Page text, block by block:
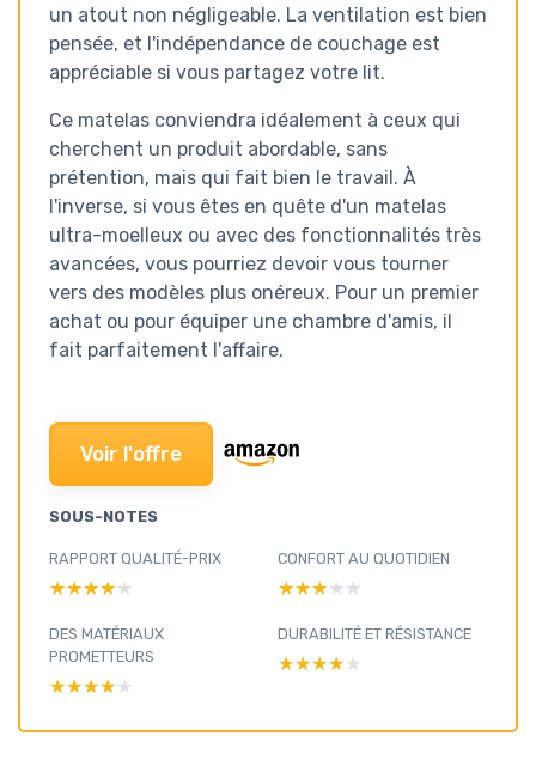
un atout non négligeable. La ventilation est bien
pensée, et l'indépendance de couchage est
appréciable si vous partagez votre lit.
Ce matelas conviendra idéalement à ceux qui
cherchent un produit abordable, sans
prétention, mais qui fait bien le travail. À
l'inverse, si vous êtes en quête d'un matelas
ultra-moelleux ou avec des fonctionnalités très
avancées, vous pourriez devoir vous tourner
vers des modèles plus onéreux. Pour un premier
achat ou pour équiper une chambre d'amis, il
fait parfaitement l'affaire.
Voir l'offre
SOUS-NOTES
RAPPORT QUALITÉ-PRIX
★★★★★
★★★★★
CONFORT AU QUOTIDIEN
★★★★★
★★★★★
DES MATÉRIAUX
PROMETTEURS
★★★★★
★★★★★
DURABILITÉ ET RÉSISTANCE
★★★★★
★★★★★